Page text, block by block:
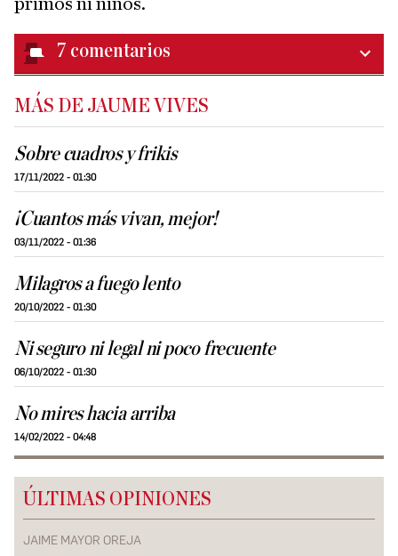
7 comentarios
MÁS DE JAUME VIVES
Sobre cuadros y frikis
17/11/2022 - 01:30
¡Cuantos más vivan, mejor!
03/11/2022 - 01:36
Milagros a fuego lento
20/10/2022 - 01:30
Ni seguro ni legal ni poco frecuente
06/10/2022 - 01:30
No mires hacia arriba
14/02/2022 - 04:48
ÚLTIMAS OPINIONES
JAIME MAYOR OREJA